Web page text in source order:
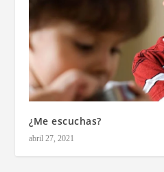
¿Me escuchas?
abril 27, 2021